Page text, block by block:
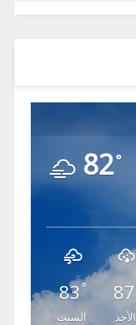
82°
83 °
السبت
87
الأحد